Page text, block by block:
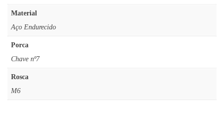
Material
Aço Endurecido
Porca
Chave nº7
Rosca
M6